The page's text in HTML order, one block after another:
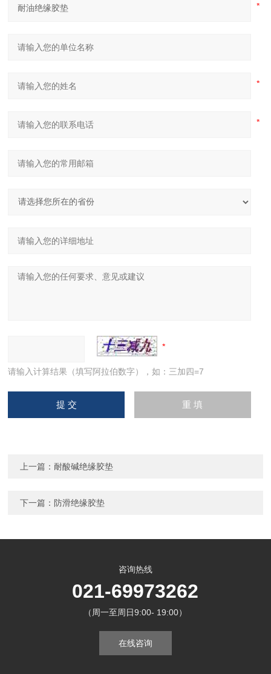
请输入计算结果（填写阿拉伯数字），如：三加四=7
上一篇： 耐酸碱绝缘胶垫
下一篇： 防滑绝缘胶垫
咨询热线
021-69973262
（周一至周日9:00- 19:00）
在线咨询